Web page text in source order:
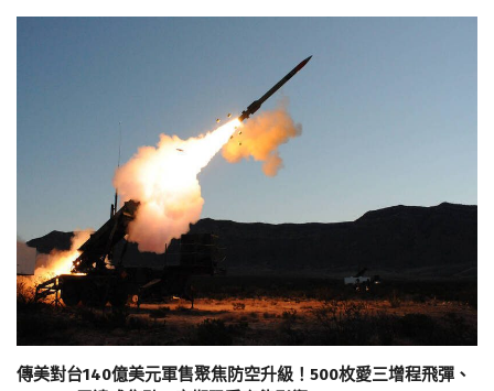
傳美對台140億美元軍售聚焦防空升級！500枚愛三增程飛彈、